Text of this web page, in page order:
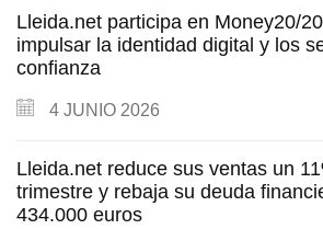
Lleida.net participa en Money20/
impulsar la identidad digital y los
confianza
4 JUNIO 2026
Lleida.net reduce sus ventas un
trimestre y rebaja su deuda
434.000 euros